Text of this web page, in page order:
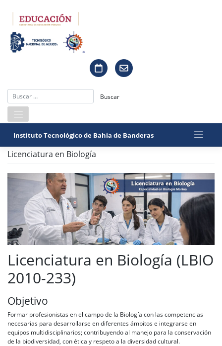
contenido
Instituto Tecnológico de Bahía de Banderas
Licenciatura en Biología
Licenciatura en Biología (LBIO
2010-233)
Objetivo
Formar profesionistas en el campo de la Biología con las competencias
necesarias para desarrollarse en diferentes ámbitos e integrarse en
equipos multidisciplinarios; contribuyendo al manejo para la conservación
de la biodiversidad, con ética y respeto a la diversidad cultural.